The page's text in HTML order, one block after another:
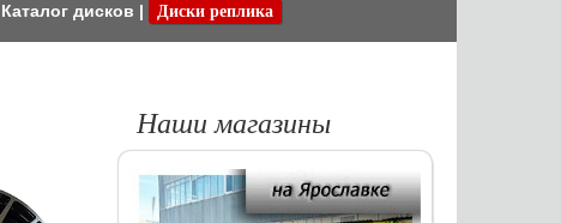
Каталог дисков | Диски реплика
Наши магазины